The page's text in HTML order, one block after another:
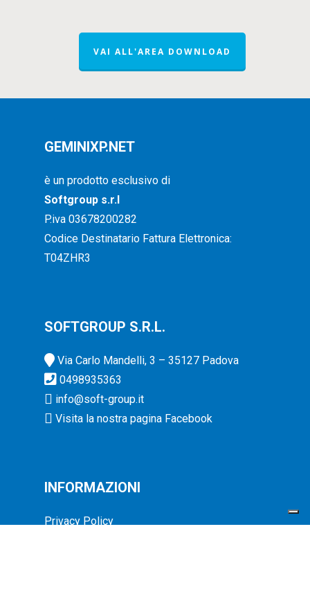
VAI ALL'AREA DOWNLOAD
GEMINIXP.NET
è un prodotto esclusivo di
Softgroup s.r.l
P.iva 03678200282
Codice Destinatario Fattura Elettronica:
T04ZHR3
SOFTGROUP S.R.L.
Via Carlo Mandelli, 3 – 35127 Padova
0498935363
info@soft-group.it
Visita la nostra pagina Facebook
INFORMAZIONI
Privacy Policy